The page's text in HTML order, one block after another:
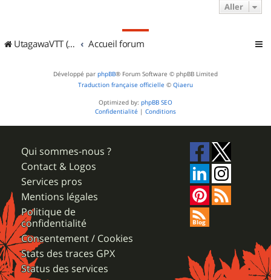
Aller
UtagawaVTT (Randos VTT et VTTAE avec traces GPS) Accueil forum
Développé par phpBB® Forum Software © phpBB Limited
Traduction française officielle © Qiaeru
Optimized by: phpBB SEO
Confidentialité | Conditions
Qui sommes-nous ?
Contact & Logos
Services pros
Mentions légales
Politique de
confidentialité
Consentement / Cookies
Stats des traces GPX
Status des services